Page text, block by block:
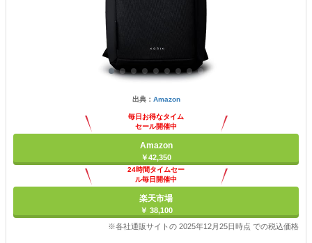
出典： Amazon
毎日お得なタイム
セール開催中
Amazon
￥42,350
24時間タイムセー
ル毎日開催中
楽天市場
￥ 38,100
※各社通販サイトの 2025年12月25日時点 での税込価格